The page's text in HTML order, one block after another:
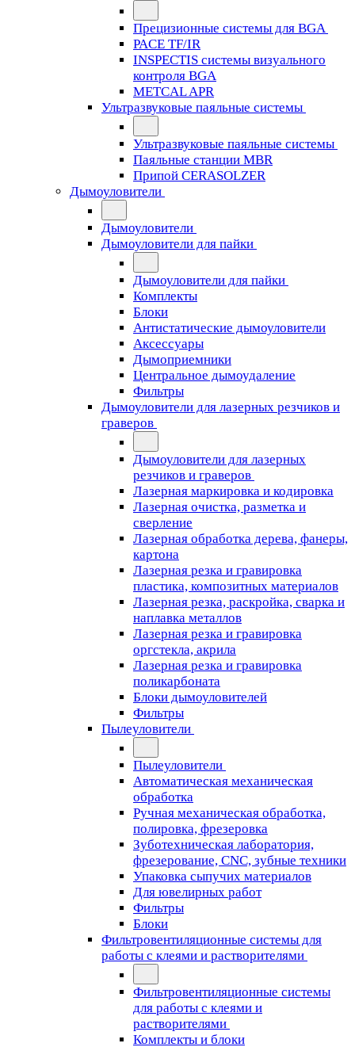
Прецизионные системы для BGA
PACE TF/IR
INSPECTIS системы визуального
контроля BGA
METCAL APR
Ультразвуковые паяльные системы
Ультразвуковые паяльные системы
Паяльные станции MBR
Припой CERASOLZER
Дымоуловители
Дымоуловители
Дымоуловители для пайки
Дымоуловители для пайки
Комплекты
Блоки
Антистатические дымоуловители
Аксессуары
Дымоприемники
Центральное дымоудаление
Фильтры
Дымоуловители для лазерных резчиков и
граверов
Дымоуловители для лазерных
резчиков и граверов
Лазерная маркировка и кодировка
Лазерная очистка, разметка и
сверление
Лазерная обработка дерева, фанеры,
картона
Лазерная резка и гравировка
пластика, композитных материалов
Лазерная резка, раскройка, сварка и
наплавка металлов
Лазерная резка и гравировка
оргстекла, акрила
Лазерная резка и гравировка
поликарбоната
Блоки дымоуловителей
Фильтры
Пылеуловители
Пылеуловители
Автоматическая механическая
обработка
Ручная механическая обработка,
полировка, фрезеровка
Зуботехническая лаборатория,
фрезерование, CNC, зубные техники
Упаковка сыпучих материалов
Для ювелирных работ
Фильтры
Блоки
Фильтровентиляционные системы для
работы с клеями и растворителями
Фильтровентиляционные системы
для работы с клеями и
растворителями
Комплекты и блоки